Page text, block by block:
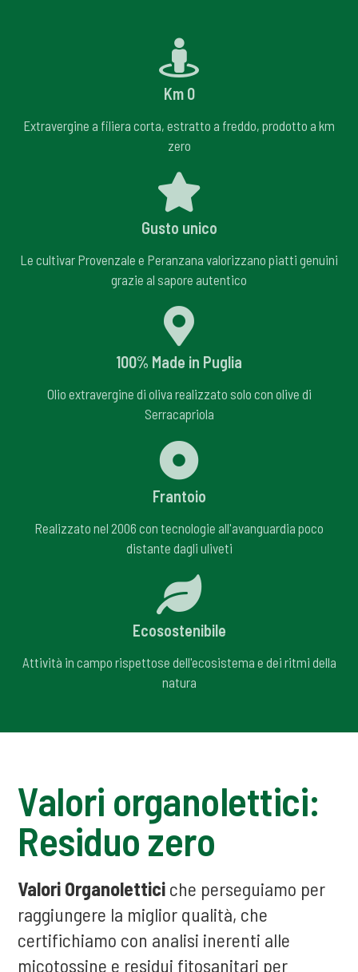
Km 0
Extravergine a filiera corta, estratto a freddo, prodotto a km
zero
Gusto unico
Le cultivar Provenzale e Peranzana valorizzano piatti genuini
grazie al sapore autentico
100% Made in Puglia
Olio extravergine di oliva realizzato solo con olive di
Serracapriola
Frantoio
Realizzato nel 2006 con tecnologie all'avanguardia poco
distante dagli uliveti
Ecosostenibile
Attività in campo rispettose dell'ecosistema e dei ritmi della
natura
Valori organolettici:
Residuo zero
Valori Organolettici che perseguiamo per
raggiungere la miglior qualità, che
certifichiamo con analisi inerenti alle
micotossine e residui fitosanitari per